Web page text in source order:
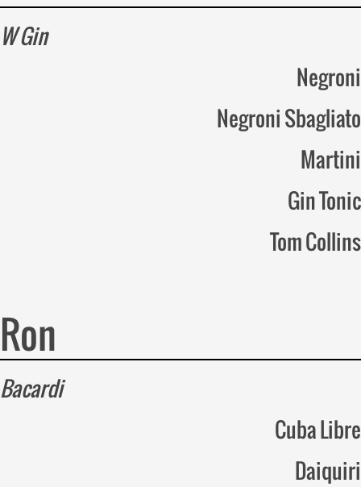
W Gin
Negroni
Negroni Sbagliato
Martini
Gin Tonic
Tom Collins
Ron
Bacardi
Cuba Libre
Daiquiri